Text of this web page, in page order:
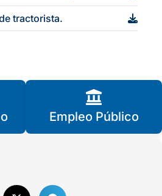
tractorista.
Empleo Público